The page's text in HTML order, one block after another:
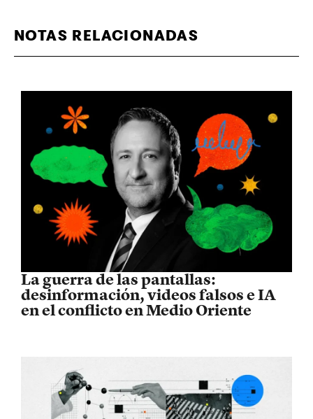
NOTAS RELACIONADAS
La guerra de las pantallas:
desinformación, videos falsos e IA
en el conflicto en Medio Oriente